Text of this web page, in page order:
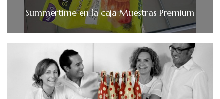
Summertime en la caja Muestras Premium